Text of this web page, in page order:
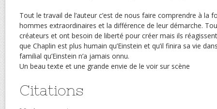
Tout le travail de l’auteur c’est de nous faire comprendre à la
hommes extraordinaires et la différence de leur démarche.
créateurs et ont besoin de liberté pour créer mais ils
que Chaplin est plus humain qu’Einstein et qu’il finira sa vie
familial qu’Einstein n’a jamais onnu.
Un beau texte et une grande envie de le voir sur scène
Citations